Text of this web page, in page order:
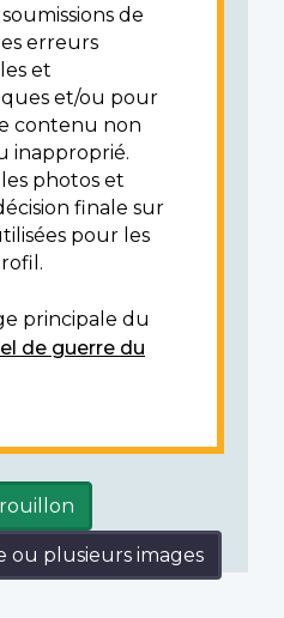
de
erreurs
et
et/ou pour
contenu non
inapproprié.
photos et
finale sur
pour les
principale du
de guerre du
ou plusieurs images